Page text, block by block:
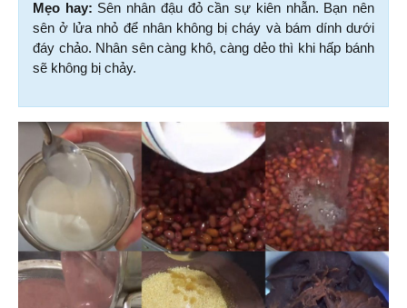
Mẹo hay: Sên nhân đậu đỏ cần sự kiên nhẫn. Bạn nên
sên ở lửa nhỏ để nhân không bị cháy và bám dính dưới
đáy chảo. Nhân sên càng khô, càng dẻo thì khi hấp bánh
sẽ không bị chảy.